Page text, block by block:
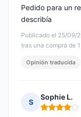
Publicado el 25/09/
tras una compra de
Pedido para un
describía
Opinión traducida
S
Sophie L.
Nota: 4 de 5